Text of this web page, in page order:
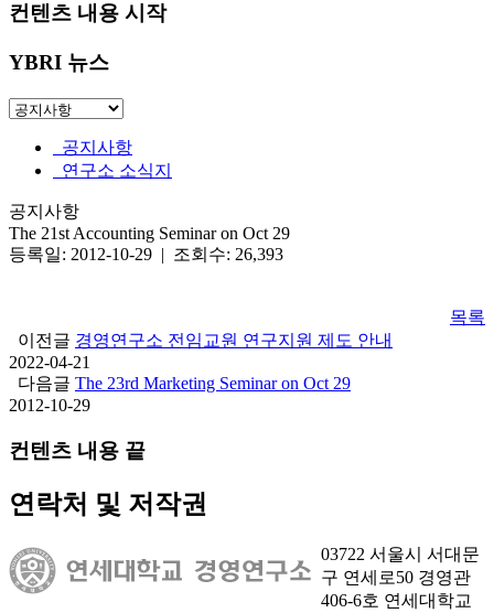
컨텐츠 내용 시작
YBRI 뉴스
공지사항
연구소 소식지
공지사항
The 21st Accounting Seminar on Oct 29
등록일: 2012-10-29 | 조회수: 26,393
목록
이전글 경영연구소 전임교원 연구지원 제도 안내
2022-04-21
다음글 The 23rd Marketing Seminar on Oct 29
2012-10-29
컨텐츠 내용 끝
연락처 및 저작권
03722 서울시 서대문
구 연세로50 경영관
406-6호 연세대학교